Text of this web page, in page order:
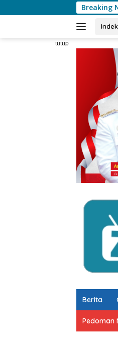
ke
Breaking
MYP Gubernur Sulsel Jadi
tutup
Berita
Pedoman